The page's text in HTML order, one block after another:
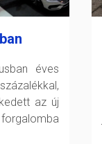
éves
az új